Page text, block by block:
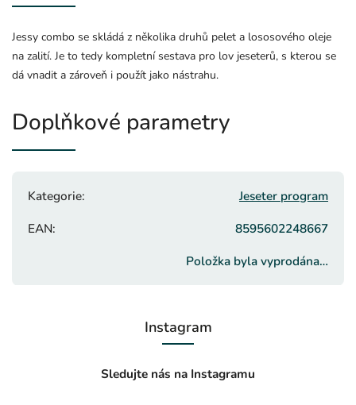
Jessy combo se skládá z několika druhů pelet a lososového oleje
na zalití. Je to tedy kompletní sestava pro lov jeseterů, s kterou se
dá vnadit a zároveň i použít jako nástrahu.
Doplňkové parametry
Kategorie:
Jeseter program
EAN:
8595602248667
Položka byla vyprodána…
Instagram
Sledujte nás na Instagramu